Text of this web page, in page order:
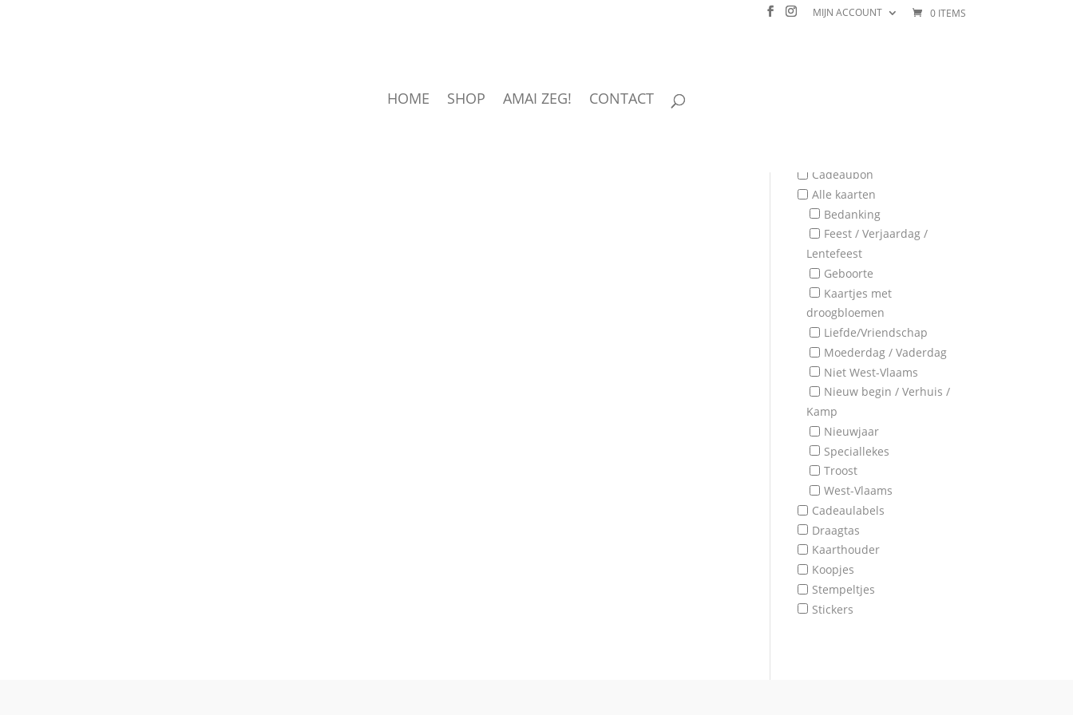
MIJN ACCOUNT 0 ITEMS
HOME SHOP AMAI ZEG! CONTACT
Cadeaubon
Alle kaarten
Bedanking
Feest / Verjaardag /
Lentefeest
Geboorte
Kaartjes met
droogbloemen
Liefde/Vriendschap
Moederdag / Vaderdag
Niet West-Vlaams
Nieuw begin / Verhuis /
Kamp
Nieuwjaar
Speciallekes
Troost
West-Vlaams
Cadeaulabels
Draagtas
Kaarthouder
Koopjes
Stempeltjes
Stickers